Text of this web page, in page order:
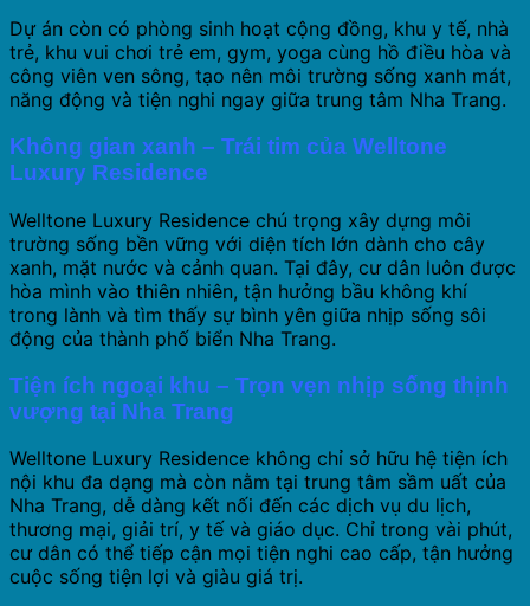
Dự án còn có phòng sinh hoạt cộng đồng, khu y tế, nhà
trẻ, khu vui chơi trẻ em, gym, yoga cùng hồ điều hòa và
công viên ven sông, tạo nên môi trường sống xanh mát,
năng động và tiện nghi ngay giữa trung tâm Nha Trang.
Không gian xanh – Trái tim của Welltone
Luxury Residence
Welltone Luxury Residence chú trọng xây dựng môi
trường sống bền vững với diện tích lớn dành cho cây
xanh, mặt nước và cảnh quan. Tại đây, cư dân luôn được
hòa mình vào thiên nhiên, tận hưởng bầu không khí
trong lành và tìm thấy sự bình yên giữa nhịp sống sôi
động của thành phố biển Nha Trang.
Tiện ích ngoại khu – Trọn vẹn nhịp sống thịnh
vượng tại Nha Trang
Welltone Luxury Residence không chỉ sở hữu hệ tiện ích
nội khu đa dạng mà còn nằm tại trung tâm sầm uất của
Nha Trang, dễ dàng kết nối đến các dịch vụ du lịch,
thương mại, giải trí, y tế và giáo dục. Chỉ trong vài phút,
cư dân có thể tiếp cận mọi tiện nghi cao cấp, tận hưởng
cuộc sống tiện lợi và giàu giá trị.